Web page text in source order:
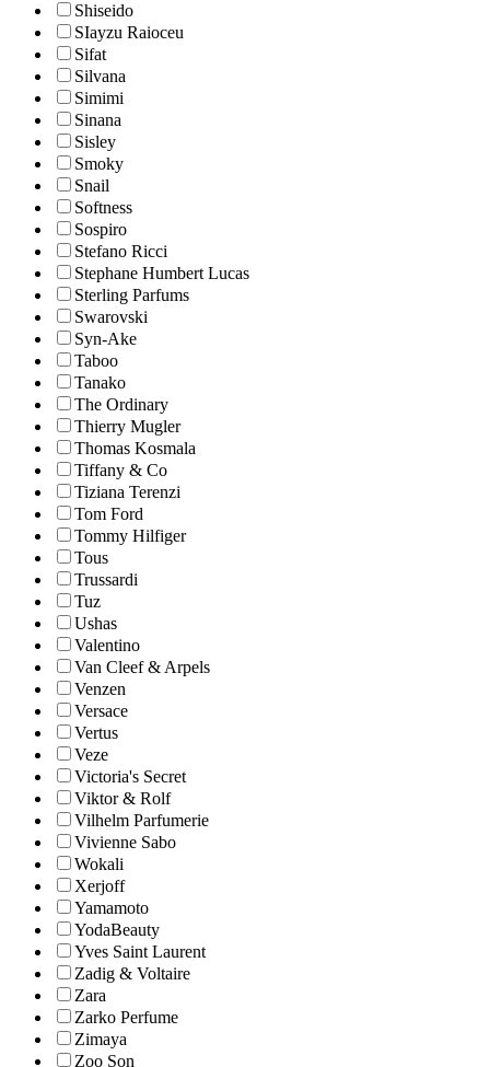
Shiseido
SIayzu Raioceu
Sifat
Silvana
Simimi
Sinana
Sisley
Smoky
Snail
Softness
Sospiro
Stefano Ricci
Stephane Humbert Lucas
Sterling Parfums
Swarovski
Syn-Ake
Taboo
Tanako
The Ordinary
Thierry Mugler
Thomas Kosmala
Tiffany & Co
Tiziana Terenzi
Tom Ford
Tommy Hilfiger
Tous
Trussardi
Tuz
Ushas
Valentino
Van Cleef & Arpels
Venzen
Versace
Vertus
Veze
Victoria's Secret
Viktor & Rolf
Vilhelm Parfumerie
Vivienne Sabo
Wokali
Xerjoff
Yamamoto
YodaBeauty
Yves Saint Laurent
Zadig & Voltaire
Zara
Zarko Perfume
Zimaya
Zoo Son